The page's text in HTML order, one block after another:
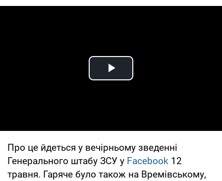
Play Video
Про це йдеться у вечірньому зведенні
Генерального штабу ЗСУ у Facebook 12
травня. Гаряче було також на Времівському,